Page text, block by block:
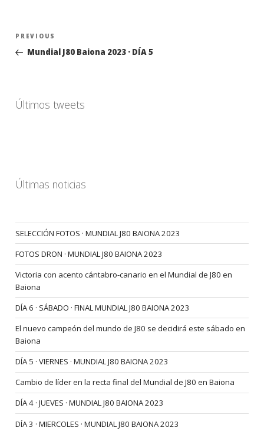
Navegación
entradas
Previous
Post
PREVIOUS
Mundial J80 Baiona 2023 · DÍA 5
Últimos tweets
Últimas noticias
SELECCIÓN FOTOS · MUNDIAL J80 BAIONA 2023
FOTOS DRON · MUNDIAL J80 BAIONA 2023
Victoria con acento cántabro-canario en el Mundial de J80 en
Baiona
DÍA 6 · SÁBADO · FINAL MUNDIAL J80 BAIONA 2023
El nuevo campeón del mundo de J80 se decidirá este sábado en
Baiona
DÍA 5 · VIERNES · MUNDIAL J80 BAIONA 2023
Cambio de líder en la recta final del Mundial de J80 en Baiona
DÍA 4 · JUEVES · MUNDIAL J80 BAIONA 2023
DÍA 3 · MIERCOLES · MUNDIAL J80 BAIONA 2023